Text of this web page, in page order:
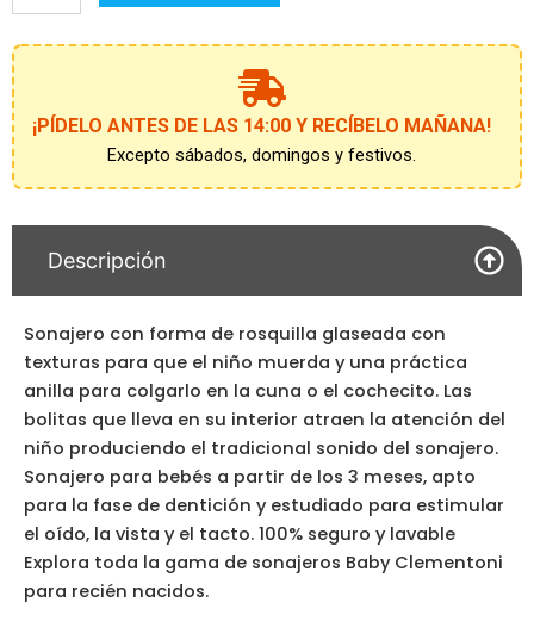
¡PÍDELO ANTES DE LAS 14:00 Y RECÍBELO MAÑANA!
Excepto sábados, domingos y festivos.
Descripción
Sonajero con forma de rosquilla glaseada con
texturas para que el niño muerda y una práctica
anilla para colgarlo en la cuna o el cochecito. Las
bolitas que lleva en su interior atraen la atención del
niño produciendo el tradicional sonido del sonajero.
Sonajero para bebés a partir de los 3 meses, apto
para la fase de dentición y estudiado para estimular
el oído, la vista y el tacto. 100% seguro y lavable
Explora toda la gama de sonajeros Baby Clementoni
para recién nacidos.